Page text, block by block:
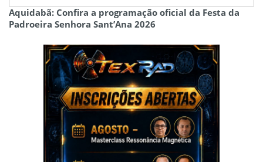
Aquidabã: Confira a programação oficial da Festa da
Padroeira Senhora Sant’Ana 2026